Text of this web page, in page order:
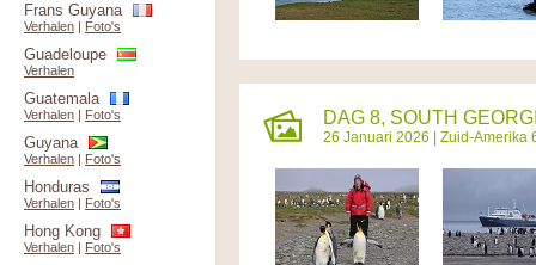
DAG 8, SOUTH
26 Januari 2026 | Zuid-Amerika
Frans Guyana
Verhalen | Foto's
Guadeloupe
Verhalen
Guatemala
Verhalen | Foto's
Guyana
Verhalen | Foto's
Honduras
Verhalen | Foto's
Hong Kong
Verhalen | Foto's